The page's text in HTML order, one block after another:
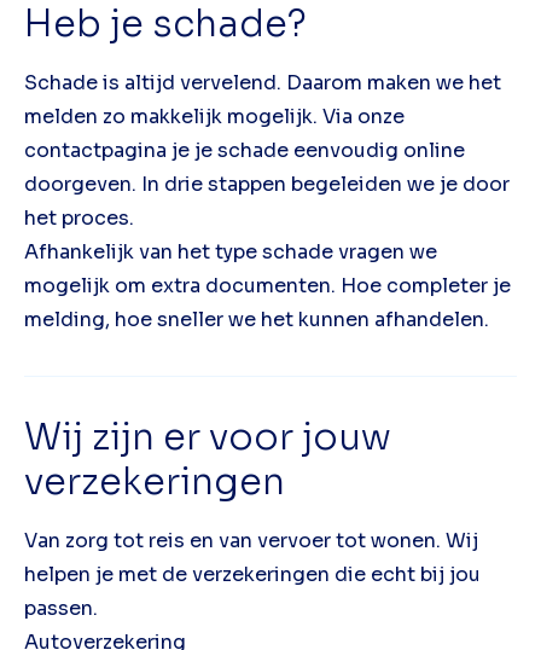
Heb je schade?
Schade is altijd vervelend. Daarom maken we het
melden zo makkelijk mogelijk. Via onze
contactpagina je je schade eenvoudig online
doorgeven. In drie stappen begeleiden we je door
het proces.
Afhankelijk van het type schade vragen we
mogelijk om extra documenten. Hoe completer je
melding, hoe sneller we het kunnen afhandelen.
Wij zijn er voor jouw
verzekeringen
Van zorg tot reis en van vervoer tot wonen. Wij
helpen je met de verzekeringen die echt bij jou
passen.
Autoverzekering